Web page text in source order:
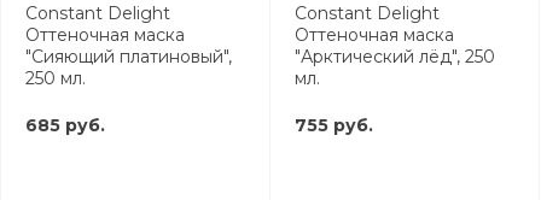
Constant Delight
Оттеночная маска
"Сияющий платиновый",
250 мл.
685 руб.
Constant Delight
Оттеночная маска
"Арктический лёд", 250
мл.
755 руб.